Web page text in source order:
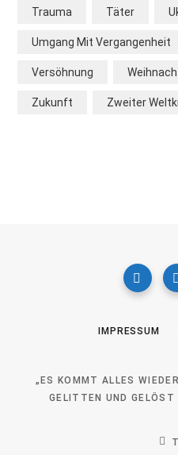
Trauma Täter
Umgang Mit Vergangenheit
Versöhnung
Zukunft Zweiter
IMPRESSUM
„ES KOMMT ALLES
GELITTEN UND GELÖST